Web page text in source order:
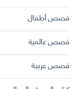
قصص أطفال
قصص عالمية
قصص عربية